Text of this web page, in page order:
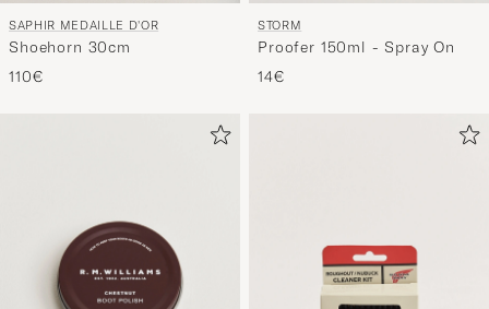
SAPHIR MEDAILLE D'OR
Shoehorn 30cm
110€
STORM
Proofer 150ml - Spray On
14€